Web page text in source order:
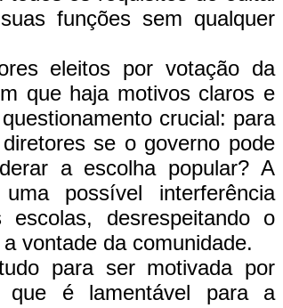
funções sem qualquer
eleitos por votação da
que haja motivos claros e
crucial: para
se o governo pode
a escolha popular? A
possível interferência
desrespeitando o
vontade da comunidade.
para ser motivada por
que é lamentável para a